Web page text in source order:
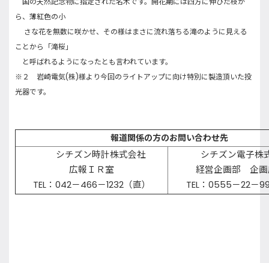
ら、薄紅色の小
さな花を無数に咲かせ、その様はまさに流れ落ちる滝のように見える
ことから「滝桜」
と呼ばれるようになったとも言われています。
※２ 岩崎電気(株)様より今回のライトアップに向け特別に製造頂いた投
光器です。
報道関係の方のお問い合わせ先
シチズン時計株式会社
広報ＩＲ室
TEL：042－466－1232（直）
シチズン電子株
経営企画部 企画
TEL：0555－22－